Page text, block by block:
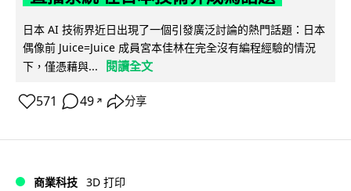
日本 AI 技術界近日出現了一個引發廣泛討論的熱門話題：日本
偶像前 Juice=Juice 成員宮本佳林在完全沒有編程經驗的情況
下，僅憑藉與...
閱讀全文
571 49 ↗ 分享
商業科技 3D 打印